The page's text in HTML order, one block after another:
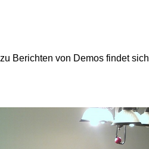
Berichten von Demos findet sich